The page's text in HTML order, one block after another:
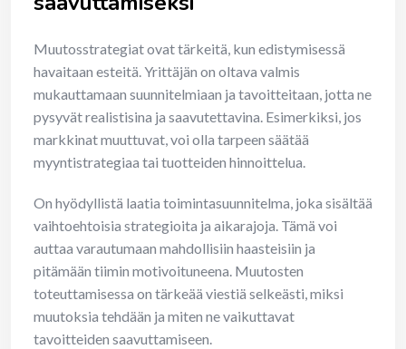
Muutosstrategiat ovat tärkeitä, kun edistymisessä
havaitaan esteitä. Yrittäjän on oltava valmis
mukauttamaan suunnitelmiaan ja tavoitteitaan, jotta ne
pysyvät realistisina ja saavutettavina. Esimerkiksi, jos
markkinat muuttuvat, voi olla tarpeen säätää
myyntistrategiaa tai tuotteiden hinnoittelua.
On hyödyllistä laatia toimintasuunnitelma, joka sisältää
vaihtoehtoisia strategioita ja aikarajoja. Tämä voi
auttaa varautumaan mahdollisiin haasteisiin ja
pitämään tiimin motivoituneena. Muutosten
toteuttamisessa on tärkeää viestiä selkeästi, miksi
muutoksia tehdään ja miten ne vaikuttavat
tavoitteiden saavuttamiseen.